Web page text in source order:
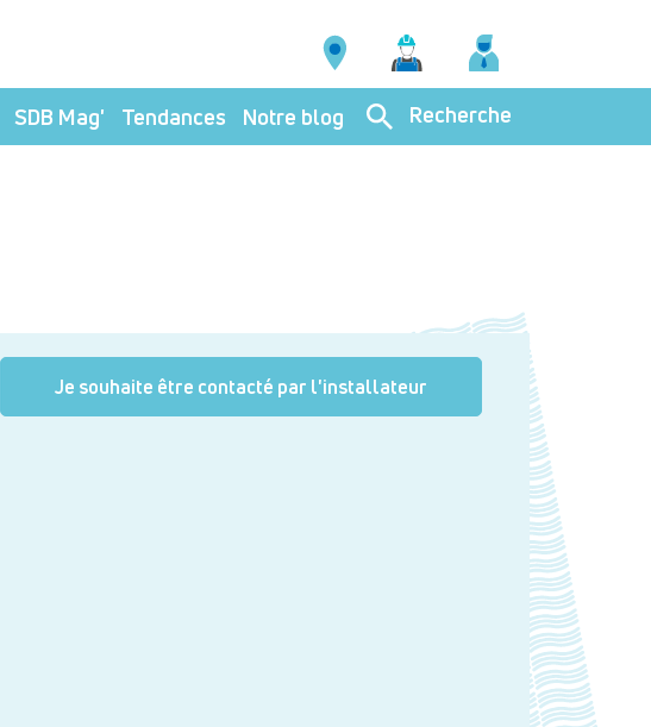
SDB Mag' Tendances Notre blog Recherche
Je souhaite être contacté par l'installateur